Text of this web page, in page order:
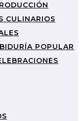
CULINARIOS
POPULAR